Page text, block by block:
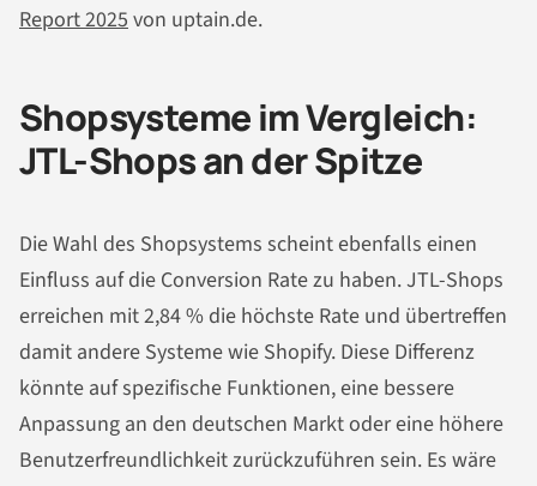
Report 2025 von uptain.de.
Shopsysteme im Vergleich:
JTL-Shops an der Spitze
Die Wahl des Shopsystems scheint ebenfalls einen
Einfluss auf die Conversion Rate zu haben. JTL-Shops
erreichen mit 2,84 % die höchste Rate und übertreffen
damit andere Systeme wie Shopify. Diese Differenz
könnte auf spezifische Funktionen, eine bessere
Anpassung an den deutschen Markt oder eine höhere
Benutzerfreundlichkeit zurückzuführen sein. Es wäre